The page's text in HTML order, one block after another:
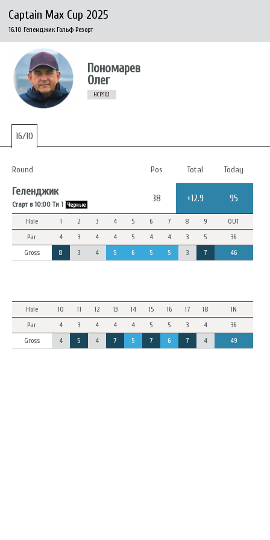
Captain Max Cup 2025
16.10 Геленджик Гольф Резорт
Пономарев
Олег
HCP:10.1
16/10
Round Pos Total Today
Геленджик
Старт в 10:00 Ти 1 Черные
38 +12.9 95
Hole 1 2 3 4 5 6 7 8 9
OUT
Par
4 3 4 4 5 4 4 3 5
36
Gross
8 3 4 5 6 5 5 3 7 46
Hole 10 11 12 13 14 15 16 17 18
IN
Par
4 3 4 4 4 5 5 3 4
36
Gross
4 5 4 7 5 7 6 7 4 49